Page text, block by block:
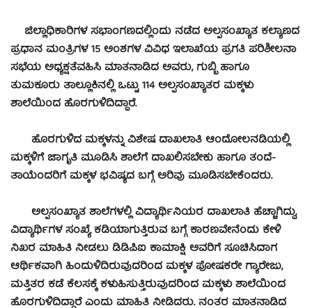
ಜಿಲ್ಲಾಧಿಕಾರಿಗಳ ಸಭಾಂಗಣದಲ್ಲಿಂದು ನಡೆದ ಅಲ್ಪಸಂಖ್ಯಾತ ಕಲ್ಯಾಣದ
ಪ್ರಧಾನ ಮಂತ್ರಿಗಳ 15 ಅಂಶಗಳ ವಿವಿಧ ಇಲಾಖೆಯ ಪ್ರಗತಿ ಪರಿಶೀಲನಾ
ಸಭೆಯ ಅಧ್ಯಕ್ಷತೆವಹಿಸಿ ಮಾತನಾಡಿದ ಅವರು, ಗುಬ್ಬಿ ಹಾಗೂ
ತುಮಕೂರು ತಾಲ್ಲೂಕಿನಲ್ಲಿ ಒಟ್ಟು 114 ಅಲ್ಪಸಂಖ್ಯಾತರ ಮಕ್ಕಳು
ಶಾಲೆಯಿಂದ ಹೊರಗುಳಿದಿದ್ದಾರೆ.
ಹೊರಗುಳಿದ ಮಕ್ಕಳನ್ನು ವಿಶೇಷ ದಾಖಲಾತಿ ಆಂದೋಲನಡಿಯಲ್ಲಿ
ಮಕ್ಕಳಿಗೆ ಜಾಗೃತಿ ಮೂಡಿಸಿ ಶಾಲೆಗೆ ದಾಖಲಿಸಬೇಕು ಹಾಗೂ ತಂದೆ-
ತಾಯೆಂದರಿಗೆ ಮಕ್ಕಳ ಭವಿಷ್ಯದ ಬಗ್ಗೆ ಅರಿವು ಮೂಡಿಸಬೇಕೆಂದರು.
ಅಲ್ಪಸಂಖ್ಯಾತ ಶಾಲೆಗಳಲ್ಲಿ ವಿದ್ಯಾರ್ಥಿನಿಯರ ದಾಖಲಾತಿ ಹೆಚ್ಚಾಗಿದ್ದು,
ವಿದ್ಯಾರ್ಥಿಗಳ ಸಂಖ್ಯೆ ಕಡಿಯಾಗುತ್ತಿರುವ ಬಗ್ಗೆ ಕಾರಣವೇನೆಂದು ಕೇಳಿ
ನಿಖರ ಮಾಹಿತಿ ನೀಡಲು ಡಿಡಿಪಿಐ ಕಾಮಾಕ್ಷಿ ಅವರಿಗೆ ಸೂಚಿಸಿದಾಗ
ಆರ್ಥಿಕವಾಗಿ ಹಿಂದುಳಿದಿರುವುದರಿಂದ ಮಕ್ಕಳ ಪೋಷಕರೇ ಗ್ಯಾರೇಜು,
ಮತ್ತಿತರ ಕಡೆ ಕೆಲಸಕ್ಕೆ ಕಳುಹಿಸುತ್ತಿರುವುದರಿಂದ ಮಕ್ಕಳು ಶಾಲೆಯಿಂದ
ಹೊರಗುಳಿದಿದ್ದಾರೆ ಎಂದು ಮಾಹಿತಿ ನೀಡಿದರು. ನಂತರ ಮಾತನಾಡಿದ